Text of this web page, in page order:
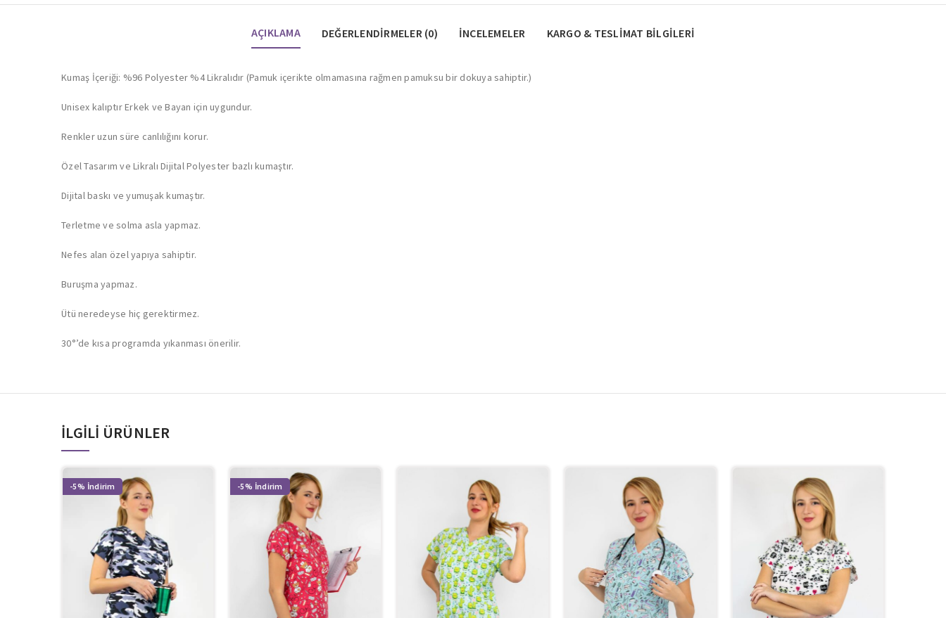
AÇIKLAMA DEĞERLENDIRMELER (0) İNCELEMELER KARGO & TESLIMAT BILGILERI
Kumaş İçeriği: %96 Polyester %4 Likralıdır (Pamuk içerikte olmamasına rağmen pamuksu bir dokuya sahiptir.)
Unisex kalıptır Erkek ve Bayan için uygundur.
Renkler uzun süre canlılığını korur.
Özel Tasarım ve Likralı Dijital Polyester bazlı kumaştır.
Dijital baskı ve yumuşak kumaştır.
Terletme ve solma asla yapmaz.
Nefes alan özel yapıya sahiptir.
Buruşma yapmaz.
Ütü neredeyse hiç gerektirmez.
30°’de kısa programda yıkanması önerilir.
İLGILI ÜRÜNLER
-5% -5%